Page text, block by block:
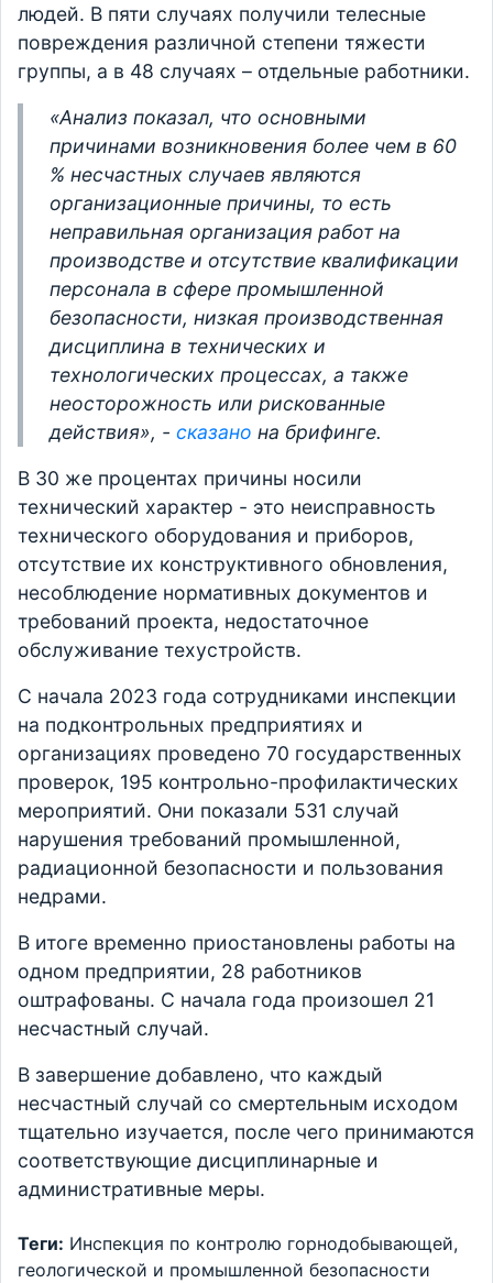
людей. В пяти случаях получили телесные
повреждения различной степени тяжести
группы, а в 48 случаях – отдельные работники.
«Анализ показал, что основными
причинами возникновения более чем в 60
% несчастных случаев являются
организационные причины, то есть
неправильная организация работ на
производстве и отсутствие квалификации
персонала в сфере промышленной
безопасности, низкая производственная
дисциплина в технических и
технологических процессах, а также
неосторожность или рискованные
действия», - сказано на брифинге.
В 30 же процентах причины носили
технический характер - это неисправность
технического оборудования и приборов,
отсутствие их конструктивного обновления,
несоблюдение нормативных документов и
требований проекта, недостаточное
обслуживание техустройств.
С начала 2023 года сотрудниками инспекции
на подконтрольных предприятиях и
организациях проведено 70 государственных
проверок, 195 контрольно-профилактических
мероприятий. Они показали 531 случай
нарушения требований промышленной,
радиационной безопасности и пользования
недрами.
В итоге временно приостановлены работы на
одном предприятии, 28 работников
оштрафованы. С начала года произошел 21
несчастный случай.
В завершение добавлено, что каждый
несчастный случай со смертельным исходом
тщательно изучается, после чего принимаются
соответствующие дисциплинарные и
административные меры.
Теги: Инспекция по контролю горнодобывающей,
геологической и промышленной безопасности